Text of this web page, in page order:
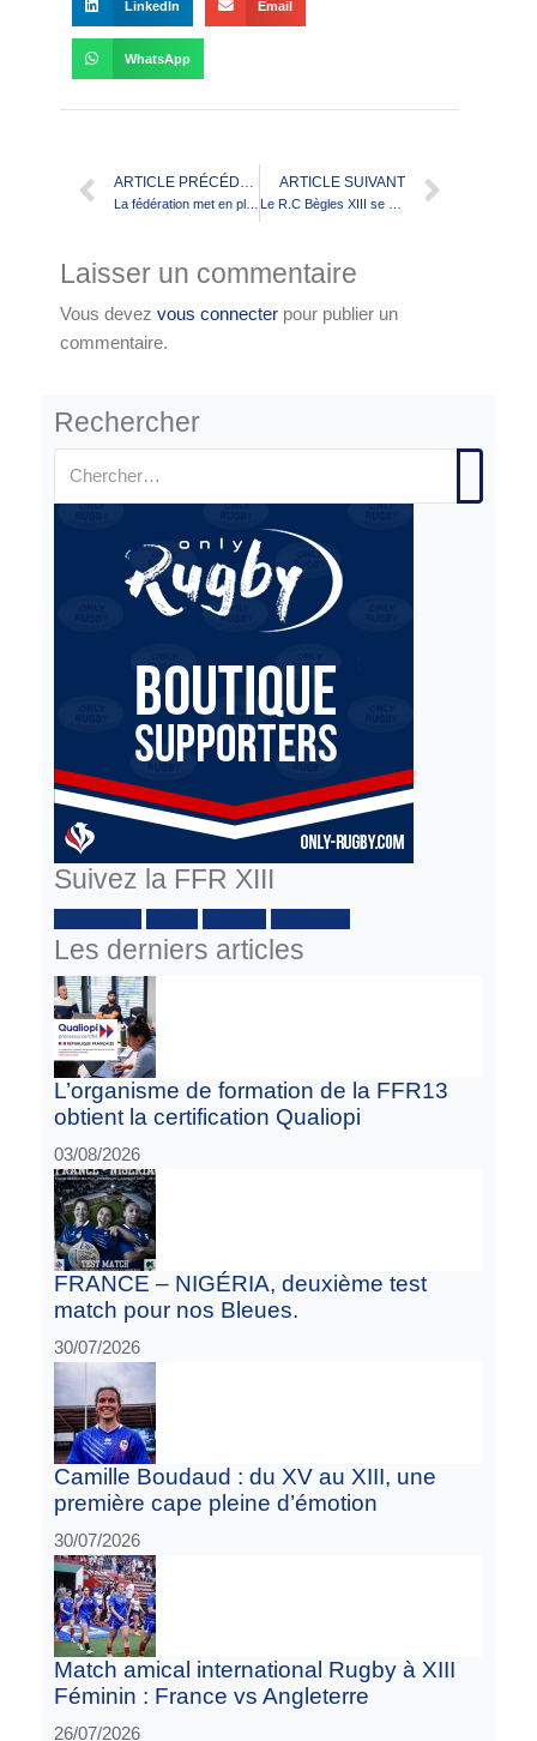
LinkedIn Email
WhatsApp
ARTICLE PRÉCÉDENT ARTICLE SUIVANT
Laisser un commentaire
Vous devez vous connecter pour publier un
commentaire.
Rechercher
Suivez la FFR XIII
Les derniers articles
L’organisme de formation de la FFR13
obtient la certification Qualiopi
03/08/2026
FRANCE – NIGÉRIA, deuxième test
match pour nos Bleues.
30/07/2026
Camille Boudaud : du XV au XIII, une
première cape pleine d’émotion
30/07/2026
Match amical international Rugby à XIII
Féminin : France vs Angleterre
26/07/2026